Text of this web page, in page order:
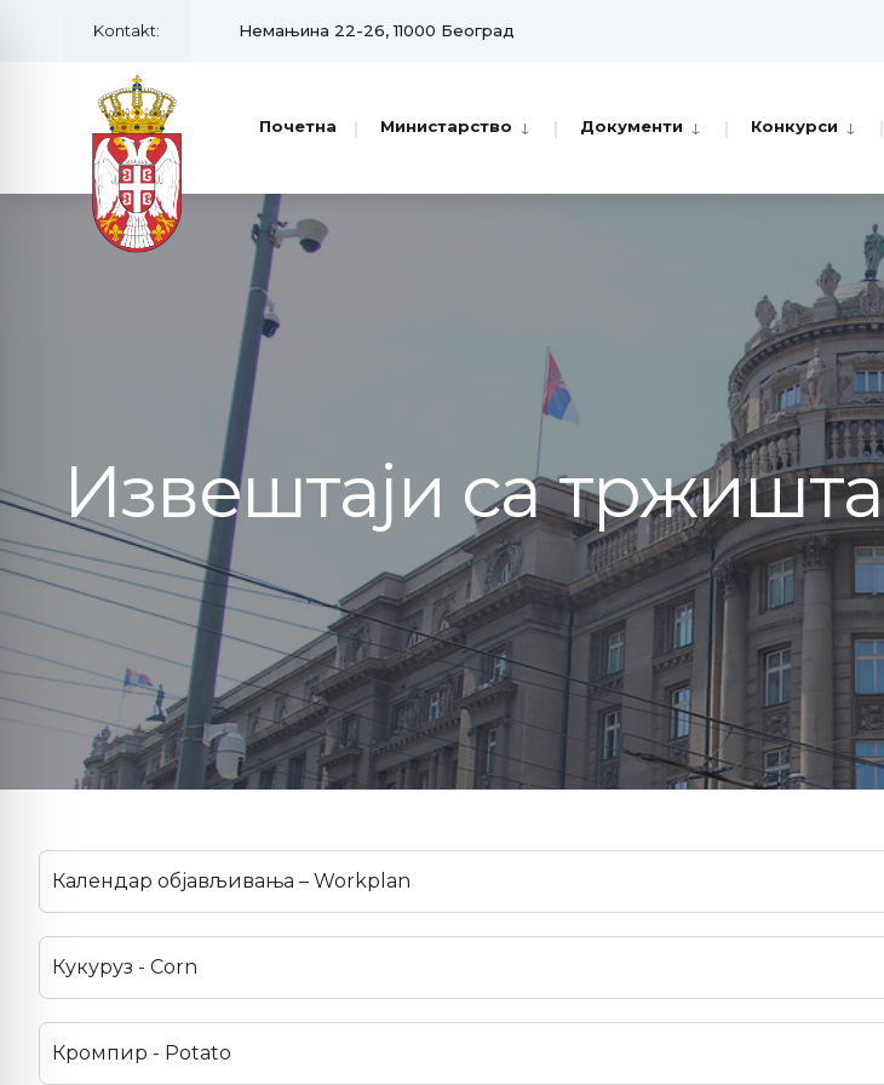
Kontakt: Немањина 22-26, 11000 Београд
Почетна Министарство Документи Конкурси
Извештаји са тржишта
Календар објављивања – Workplan
Кукуруз - Corn
Кромпир - Potato